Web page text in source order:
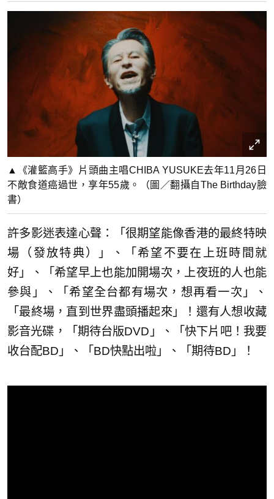
▲《灌籃高手》片頭曲主唱CHIBA YUSUKE去年11月26日
不敵食道癌過世，享年55歲。（圖／翻攝自The Birthday臉
書）
許多影迷表達心聲：「很期望能像香港的最終特映
場（發放特典）」、「希望不要在上班時間就
好」、「希望早上也能加開場次，上夜班的人也能
參與」、「希望全台都有場次，想再看一次」、
「最終場，直到世界盡頭播起來」！還有人想收藏
影音光碟，「期待台版DVD」、「快下片吧！我要
收台配BD」、「BD快點出啦」、「期待BD」！